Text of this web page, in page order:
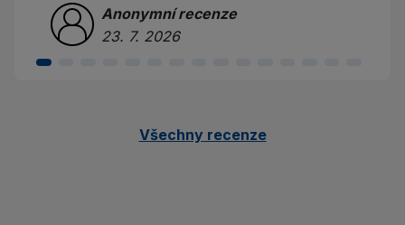
Anonymní recenze
23. 7. 2026
Všechny recenze